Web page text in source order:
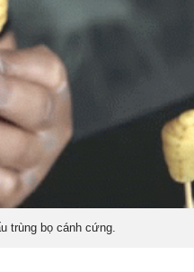
trùng bọ cánh cứng.